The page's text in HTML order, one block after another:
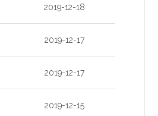
2019-12-18
2019-12-17
2019-12-17
2019-12-15